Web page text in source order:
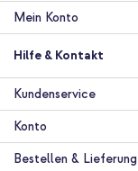
Mein Konto
Hilfe & Kontakt
Kundenservice
Konto
Bestellen & Lieferung